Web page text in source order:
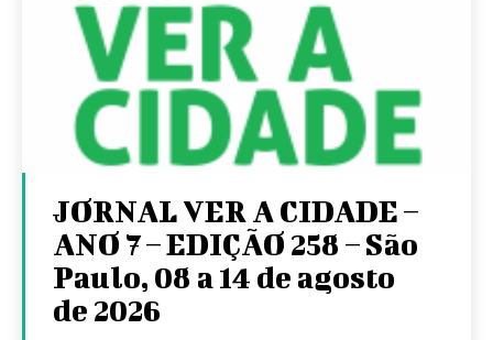
JORNAL VER A CIDADE –
ANO 7 – EDIÇÃO 258 – São
Paulo, 08 a 14 de agosto
de 2026